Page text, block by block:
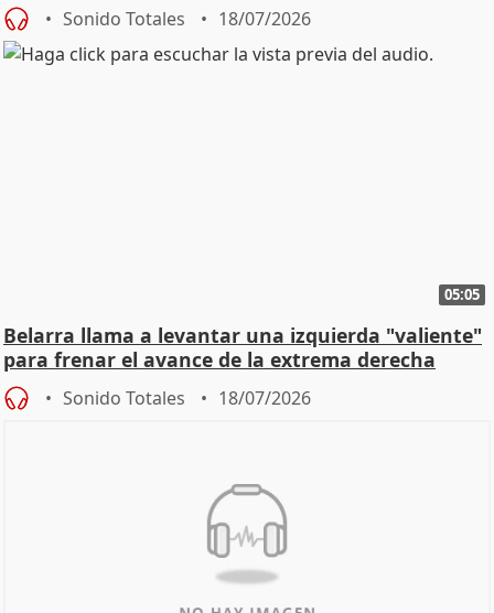
Sonido Totales 18/07/2026
05:05
Belarra llama a levantar una izquierda "valiente"
para frenar el avance de la extrema derecha
Sonido Totales 18/07/2026